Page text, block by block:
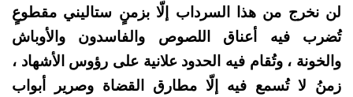
لن نخرج من هذا السرداب إلّا بزمنٍ ستاليني مقطوعٍ
تُضرب فيه أعناق اللصوص والفاسدون والأوباش
والخونة ، وتُقام فيه الحدود علانية على رؤوس الأشهاد ،
زمنُ لا تُسمع فيه إلّا مطارق القضاة وصرير أبواب